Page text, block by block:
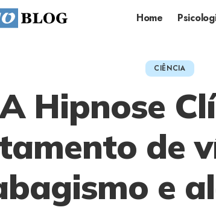
Home
CIÊNCIA
A Hipnose
de
e